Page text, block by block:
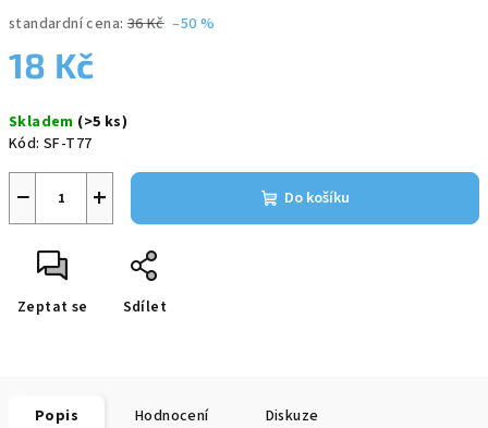
standardní cena: 36 Kč –50 %
18 Kč
cena:
Skladem (>5 ks)
Kód: SF-T77
+
− Do košíku
Zeptat se Sdílet
Popis Hodnocení Diskuze